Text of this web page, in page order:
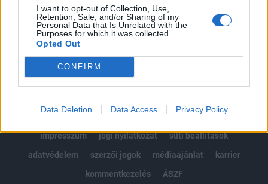
I want to opt-out of Collection, Use,
Retention, Sale, and/or Sharing of my
Personal Data that Is Unrelated with the
Purposes for which it was collected.
Opted Out
CONFIRM
Data Deletion Data Access Privacy Policy
MÁR ELŐFIZETŐNK VAGY?BEJELENTKEZÉS
impresszum
jogi nyilatkozat
süti beállítások
adatvédelem
szerzői jogok médiaajánlat
karrier
kommentkezelés
ÁSZF